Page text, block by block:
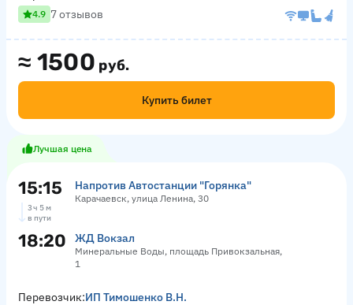
≈ 1500 руб.
Купить билет
4.9 7 отзывов
Лучшая цена
15:15 Напротив Автостанции "Горянка"
Карачаевск, улица Ленина, 30
3 ч 5 м
в пути
18:20 ЖД Вокзал
Минеральные Воды, площадь Привокзальная,
1
Перевозчик:ИП Тимошенко В.Н.